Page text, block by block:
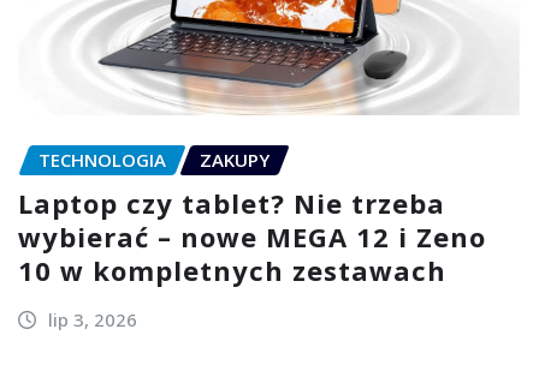
TECHNOLOGIA ZAKUPY
Laptop czy tablet? Nie trzeba
wybierać – nowe MEGA 12 i Zeno
10 w kompletnych zestawach
lip 3, 2026